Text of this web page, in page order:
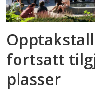
fortsatt
plasser